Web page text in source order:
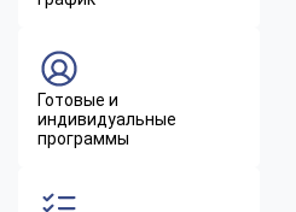
Готовые и
индивидуальные
программы